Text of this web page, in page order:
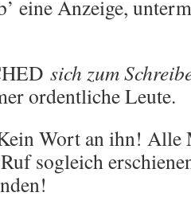
eine Anzeige,
sich zum
ordentliche Leute.
Wort an ihn! Alle
sogleich